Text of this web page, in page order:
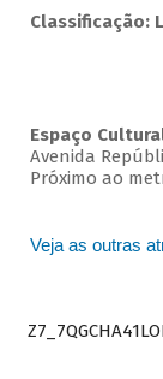
Classificação:
Espaço
Avenida
Próximo ao
Veja as outras